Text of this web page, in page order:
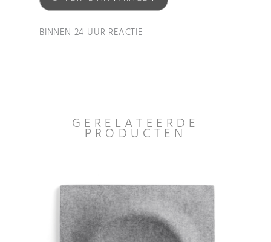
BINNEN 24 UUR REACTIE
GERELATEERDE
PRODUCTEN